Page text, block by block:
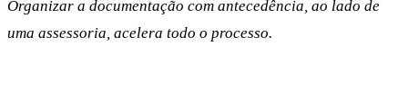
Organizar a documentação com antecedência, ao lado de
uma assessoria, acelera todo o processo.